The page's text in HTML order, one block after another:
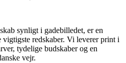
synligt i gadebilledet, er en
redskaber. Vi leverer print i
tydelige budskaber og en
vejr.